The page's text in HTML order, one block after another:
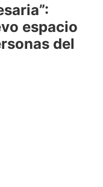
espacio
del